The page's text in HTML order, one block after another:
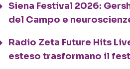
Siena Festival 2026:
del Campo e
Radio Zeta Future Hits
esteso trasformano il